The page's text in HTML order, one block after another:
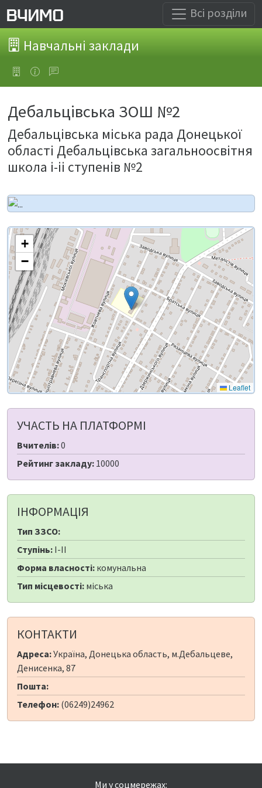
Всі розділи
Навчальні заклади
Дебальцівська ЗОШ №2
Дебальцівська міська рада Донецької
області Дебальцівська загальноосвітня
школа і-іі ступенів №2
+
−
Leaflet
УЧАСТЬ НА ПЛАТФОРМІ
Вчителів:0
Рейтинг закладу: 10000
ІНФОРМАЦІЯ
Тип ЗЗСО:
Ступінь: I-II
Форма власності: комунальна
Тип місцевості: міська
КОНТАКТИ
Адреса:Україна, Донецька область, м.Дебальцеве,
Денисенка, 87
Пошта:
Телефон: (06249)24962
Ми у соцмережах: